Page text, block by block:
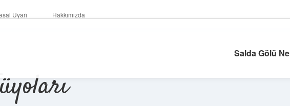
Uyarı Hakkımızda
Salda Gölü